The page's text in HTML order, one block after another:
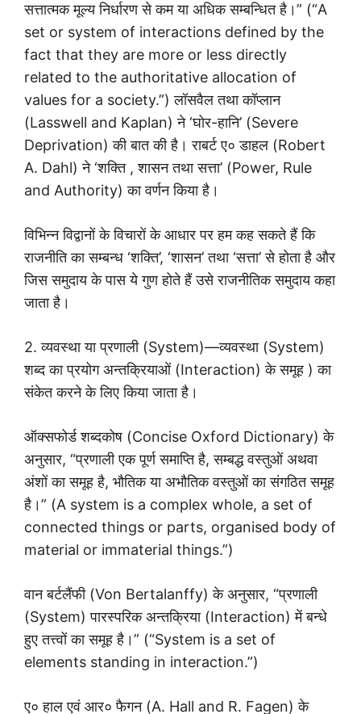
सत्तात्मक मूल्य निर्धारण से कम या अधिक सम्बन्धित है।” (“A
set or system of interactions defined by the
fact that they are more or less directly
related to the authoritative allocation of
values for a society.”) लॉसवैल तथा कॉप्लान
(Lasswell and Kaplan) ने ‘घोर-हानि’ (Severe
Deprivation) की बात की है। राबर्ट ए० डाहल (Robert
A. Dahl) ने ‘शक्ति , शासन तथा सत्ता’ (Power, Rule
and Authority) का वर्णन किया है।
विभिन्न विद्वानों के विचारों के आधार पर हम कह सकते हैं कि
राजनीति का सम्बन्ध ‘शक्ति’, ‘शासन’ तथा ‘सत्ता’ से होता है और
जिस समुदाय के पास ये गुण होते हैं उसे राजनीतिक समुदाय कहा
जाता है।
2. व्यवस्था या प्रणाली (System)—व्यवस्था (System)
शब्द का प्रयोग अन्तक्रियाओं (Interaction) के समूह ) का
संकेत करने के लिए किया जाता है।
ऑक्सफोर्ड शब्दकोष (Concise Oxford Dictionary) के
अनुसार, “प्रणाली एक पूर्ण समाप्ति है, सम्बद्ध वस्तुओं अथवा
अंशों का समूह है, भौतिक या अभौतिक वस्तुओं का संगठित समूह
है।” (A system is a complex whole, a set of
connected things or parts, organised body of
material or immaterial things.”)
वान बर्टलैंफी (Von Bertalanffy) के अनुसार, “प्रणाली
(System) पारस्परिक अन्तक्रिया (Interaction) में बन्धे
हुए तत्त्वों का समूह है।” (“System is a set of
elements standing in interaction.”)
ए० हाल एवं आर० फैगन (A. Hall and R. Fagen) के